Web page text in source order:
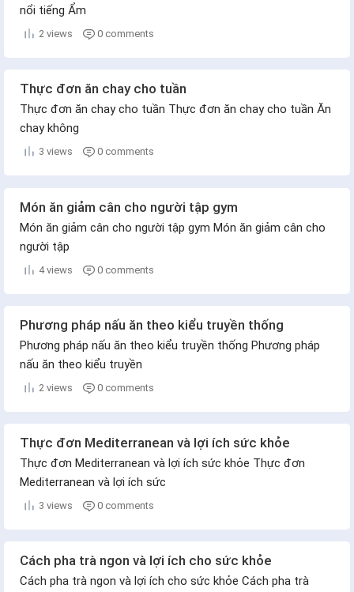
nổi tiếng Ẩm
2 views 0 comments
Thực đơn ăn chay cho tuần
Thực đơn ăn chay cho tuần Thực đơn ăn chay cho tuần Ăn
chay không
3 views 0 comments
Món ăn giảm cân cho người tập gym
Món ăn giảm cân cho người tập gym Món ăn giảm cân cho
người tập
4 views 0 comments
Phương pháp nấu ăn theo kiểu truyền thống
Phương pháp nấu ăn theo kiểu truyền thống Phương pháp
nấu ăn theo kiểu truyền
2 views 0 comments
Thực đơn Mediterranean và lợi ích sức khỏe
Thực đơn Mediterranean và lợi ích sức khỏe Thực đơn
Mediterranean và lợi ích sức
3 views 0 comments
Cách pha trà ngon và lợi ích cho sức khỏe
Cách pha trà ngon và lợi ích cho sức khỏe Cách pha trà